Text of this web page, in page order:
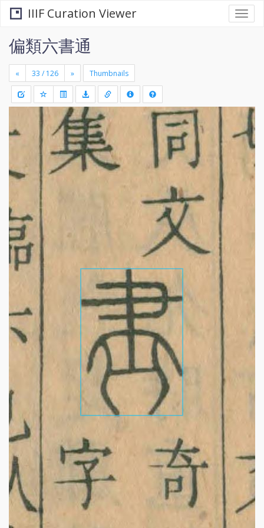
IIIF Curation Viewer
偏類六書通
« » Thumbnails
-
Draw
a